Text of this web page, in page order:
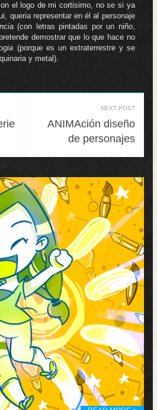
el logo de mi cortisimo, no se si ya
queria representar en él al personaje
(con letras pintadas por un niño,
demostrar que lo que hace no
(porque es un extraterrestre y se
y metal).
NEXT POST
ANIMAción diseño
de personajes